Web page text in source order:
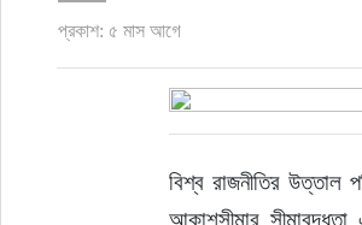
প্রকাশ: ৫ মাস আগে
বিশ্ব রাজনীতির উত্তাল
আকাশসীমার সীমাবদ্ধতা